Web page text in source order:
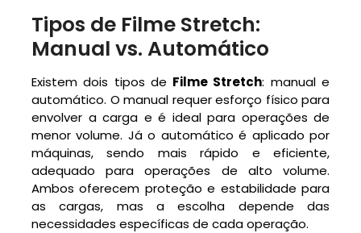
Tipos de Filme Stretch:
Manual vs. Automático
Existem dois tipos de Filme Stretch: manual e
automático. O manual requer esforço físico para
envolver a carga e é ideal para operações de
menor volume. Já o automático é aplicado por
máquinas, sendo mais rápido e eficiente,
adequado para operações de alto volume.
Ambos oferecem proteção e estabilidade para
as cargas, mas a escolha depende das
necessidades específicas de cada operação.